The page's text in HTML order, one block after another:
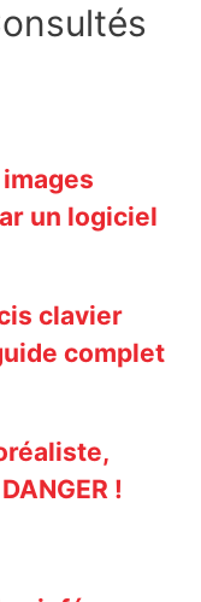
un logiciel
clavier
complet
!